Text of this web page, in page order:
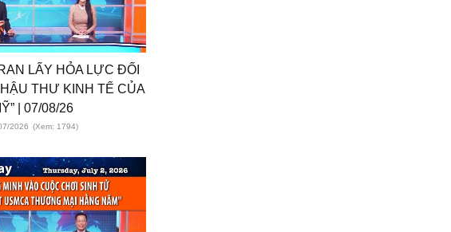
LẤY HỎA LỰC ĐỐI
THƯ KINH TẾ CỦA
| 07/08/26
2026 (Xem: 1794)